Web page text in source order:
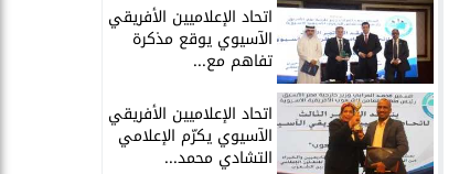
اتحاد الإعلاميين الأفريقي
الآسيوي يوقع مذكرة
تفاهم مع...
اتحاد الإعلاميين الأفريقي
الآسيوي يكرّم الإعلامي
التشادي محمد...